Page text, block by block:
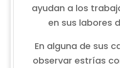
ayudan a los
en sus labores
En alguna de sus
observar estrías